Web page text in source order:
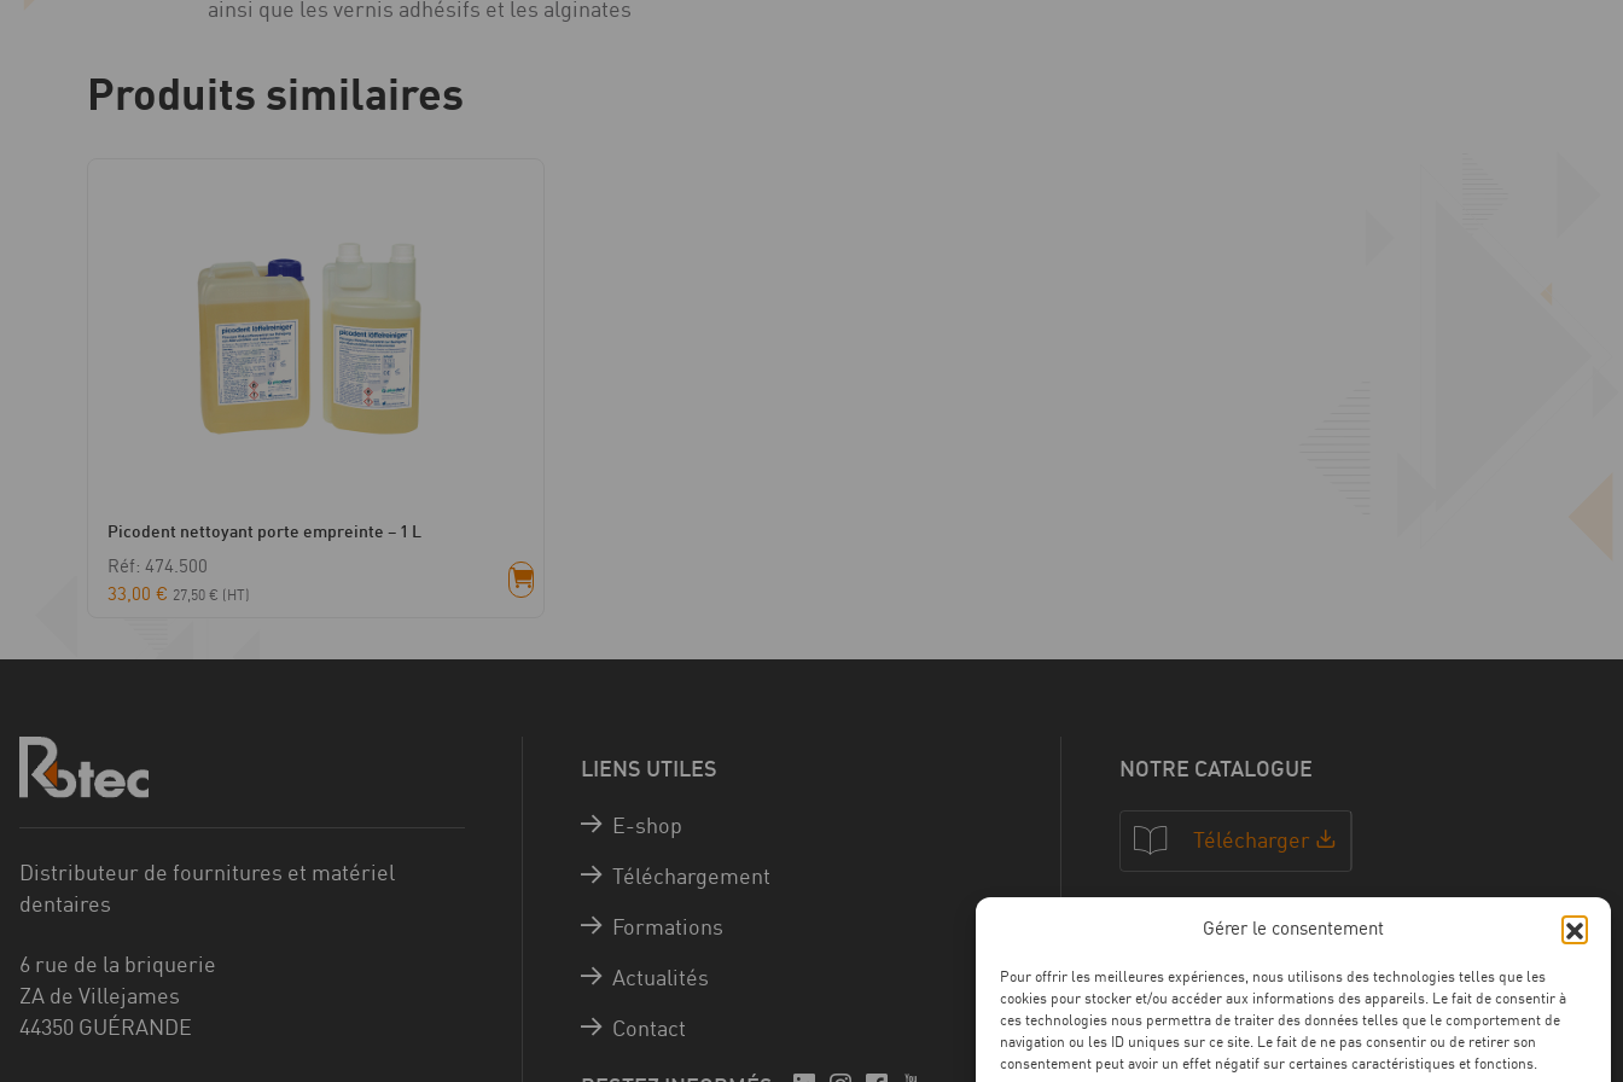
Gérer le consentement
Pour offrir les meilleures expériences, nous utilisons des technologies telles que les
cookies pour stocker et/ou accéder aux informations des appareils. Le fait de consentir à
ces technologies nous permettra de traiter des données telles que le comportement de
navigation ou les ID uniques sur ce site. Le fait de ne pas consentir ou de retirer son
consentement peut avoir un effet négatif sur certaines caractéristiques et fonctions.
ainsi que les vernis adhésifs et les alginates
Produits similaires
Picodent nettoyant porte empreinte – 1 L
Réf: 474.500
33,00 € 27,50 € (HT)
Distributeur de fournitures et matériel
dentaires
6 rue de la briquerie
ZA de Villejames
44350 GUÉRANDE
LIENS UTILES
E-shop
Téléchargement
Formations
Actualités
Contact
NOTRE CATALOGUE
Télécharger
NOS CERTFICATIONS